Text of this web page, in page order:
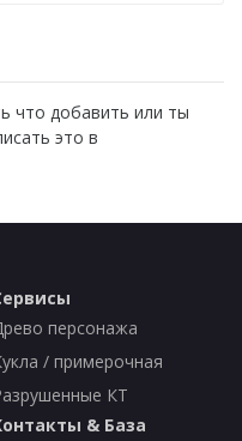
что добавить или ты
это в
персонажа
/ примерочная
КТ
& База